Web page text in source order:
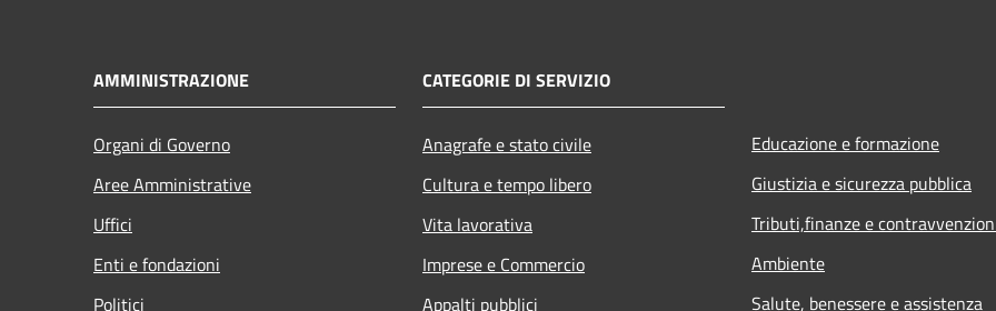
AMMINISTRAZIONE
Organi di Governo
Aree Amministrative
Uffici
Enti e fondazioni
Politici
CATEGORIE DI SERVIZIO
Anagrafe e stato civile
Cultura e tempo libero
Vita lavorativa
Imprese e Commercio
Appalti pubblici
Educazione e formazione
Giustizia e sicurezza pubblica
Tributi,finanze e
Ambiente
Salute, benessere e assistenza